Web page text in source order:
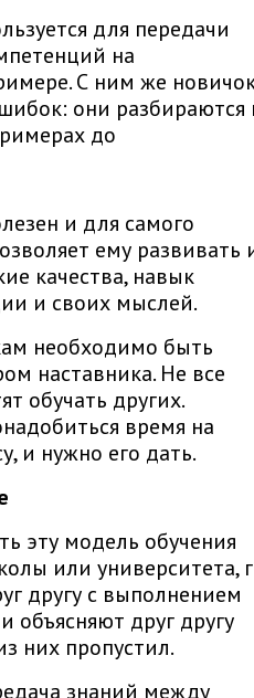
для передачи
на
С ним же
они разбираются
до
и для самого
ему развивать
качества, навык
и своих мыслей.
необходимо быть
наставника. Не все
обучать других.
время на
и нужно его дать.
эту модель обучения
или университета,
другу с выполнением
друг другу
них пропустил.
знаний между